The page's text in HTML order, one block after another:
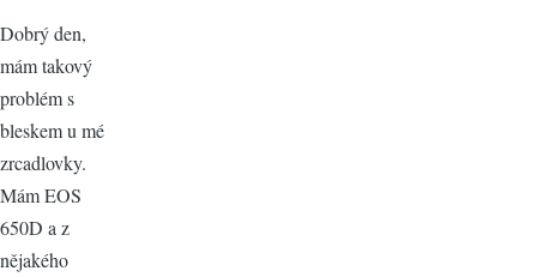
Dobrý den,
mám takový
problém s
bleskem u mé
zrcadlovky.
Mám EOS
650D a z
nějakého